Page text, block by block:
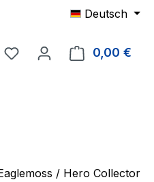
Deutsch
Du hast 0 Produkte auf
0,00 €
/ Hero Collector